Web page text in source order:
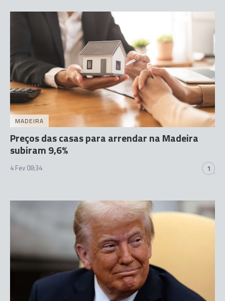
MADEIRA
Preços das casas para arrendar na Madeira
subiram 9,6%
4 Fev 08:34 1